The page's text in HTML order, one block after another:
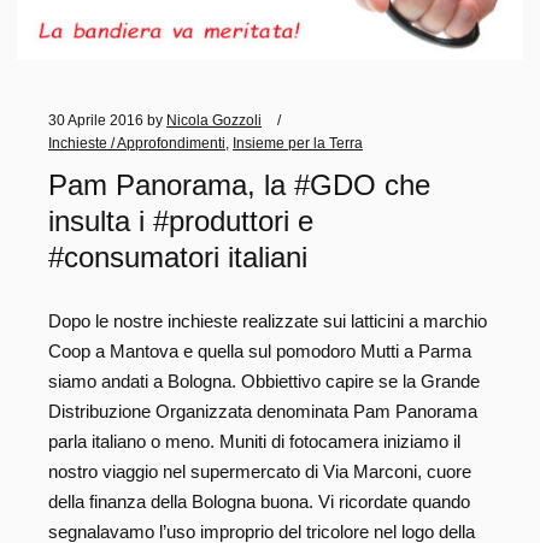
30 Aprile 2016 by Nicola Gozzoli
Inchieste / Approfondimenti
Insieme per la Terra
Pam Panorama, la #GDO che
insulta i #produttori e
#consumatori italiani
Dopo le nostre inchieste realizzate sui latticini a marchio
Coop a Mantova e quella sul pomodoro Mutti a Parma
siamo andati a Bologna. Obbiettivo capire se la Grande
Distribuzione Organizzata denominata Pam Panorama
parla italiano o meno. Muniti di fotocamera iniziamo il
nostro viaggio nel supermercato di Via Marconi, cuore
della finanza della Bologna buona. Vi ricordate quando
segnalavamo l’uso improprio del tricolore nel logo della